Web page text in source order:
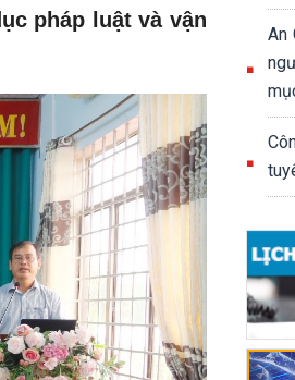
pháp luật và vận
An